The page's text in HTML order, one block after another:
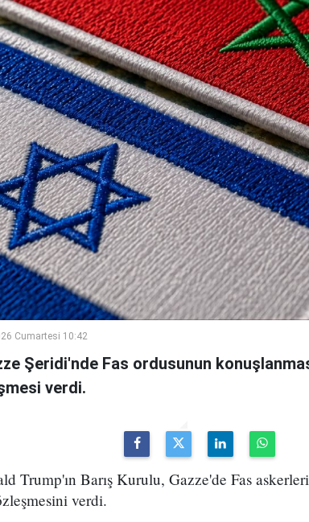
Cumartesi 10:42
Şeridi'nde Fas ordusunun
verdi.
Trump'ın Barış Kurulu, Gazze'de Fas
verdi.